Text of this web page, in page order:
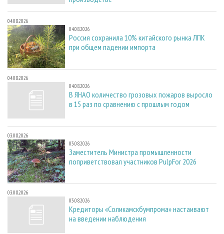
04.08.2026
04.08.2026
Россия сохранила 10% китайского рынка ЛПК
при общем падении импорта
04.08.2026
04.08.2026
В ЯНАО количество грозовых пожаров выросло
в 15 раз по сравнению с прошлым годом
03.08.2026
03.08.2026
Заместитель Министра промышленности
поприветствовал участников PulpFor 2026
03.08.2026
03.08.2026
Кредиторы «Соликамскбумпрома» настаивают
на введении наблюдения